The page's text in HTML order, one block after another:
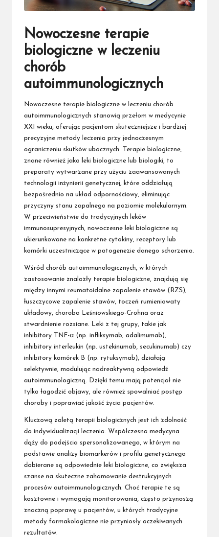
Nowoczesne terapie
biologiczne w leczeniu
chorób
autoimmunologicznych
Nowoczesne terapie biologiczne w leczeniu chorób
autoimmunologicznych stanowią przełom w medycynie
XXI wieku, oferując pacjentom skuteczniejsze i bardziej
precyzyjne metody leczenia przy jednoczesnym
ograniczeniu skutków ubocznych. Terapie biologiczne,
znane również jako leki biologiczne lub biologiki, to
preparaty wytwarzane przy użyciu zaawansowanych
technologii inżynierii genetycznej, które oddziałują
bezpośrednio na układ odpornościowy, eliminując
przyczyny stanu zapalnego na poziomie molekularnym.
W przeciwieństwie do tradycyjnych leków
immunosupresyjnych, nowoczesne leki biologiczne są
ukierunkowane na konkretne cytokiny, receptory lub
komórki uczestniczące w patogenezie danego schorzenia.
Wśród chorób autoimmunologicznych, w których
zastosowanie znalazły terapie biologiczne, znajdują się
między innymi reumatoidalne zapalenie stawów (RZS),
łuszczycowe zapalenie stawów, toczeń rumieniowaty
układowy, choroba Leśniowskiego-Crohna oraz
stwardnienie rozsiane. Leki z tej grupy, takie jak
inhibitory TNF-α (np. infliksymab, adalimumab),
inhibitory interleukin (np. ustekinumab, secukinumab) czy
inhibitory komórek B (np. rytuksymab), działają
selektywnie, modulując nadreaktywną odpowiedź
autoimmunologiczną. Dzięki temu mają potencjał nie
tylko łagodzić objawy, ale również spowalniać postęp
choroby i poprawiać jakość życia pacjentów.
Kluczową zaletą terapii biologicznych jest ich zdolność
do indywidualizacji leczenia. Współczesna medycyna
dąży do podejścia spersonalizowanego, w którym na
podstawie analizy biomarkerów i profilu genetycznego
dobierane są odpowiednie leki biologiczne, co zwiększa
szanse na skuteczne zahamowanie destrukcyjnych
procesów autoimmunologicznych. Choć terapie te są
kosztowne i wymagają monitorowania, często przynoszą
znaczną poprawę u pacjentów, u których tradycyjne
metody farmakologiczne nie przyniosły oczekiwanych
rezultatów.